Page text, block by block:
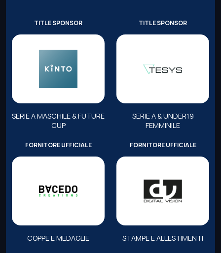
TITLE SPONSOR
SERIE A MASCHILE & FUTURE
CUP
TITLE SPONSOR
SERIE A & UNDER19
FEMMINILE
FORNITORE UFFICIALE
COPPE E MEDAGLIE
FORNITORE UFFICIALE
STAMPE E ALLESTIMENTI